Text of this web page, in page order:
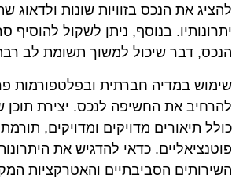
את הנכס בזוויות שונות ולדאוג
בנוסף, ניתן לשקול להוסיף
דבר שיכול למשוך תשומת לב רבה
במדיה חברתית ובפלטפורמות
את החשיפה לנכס. יצירת תוכן
תיאורים מדויקים ומדויקים,
כדאי להדגיש את
הסביבתיים והאטרקציות